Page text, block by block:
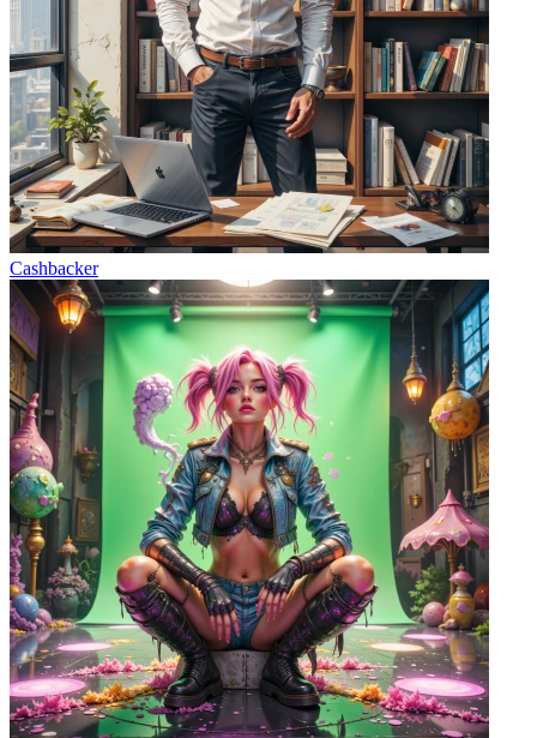
Cashbacker